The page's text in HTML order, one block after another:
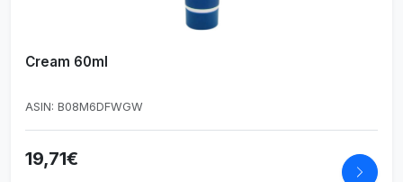
Cream 60ml
ASIN: B08M6DFWGW
19,71€